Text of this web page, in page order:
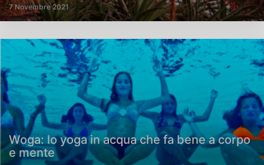
7 Novembre 2021
Woga: lo yoga in acqua che fa bene a corpo
e mente